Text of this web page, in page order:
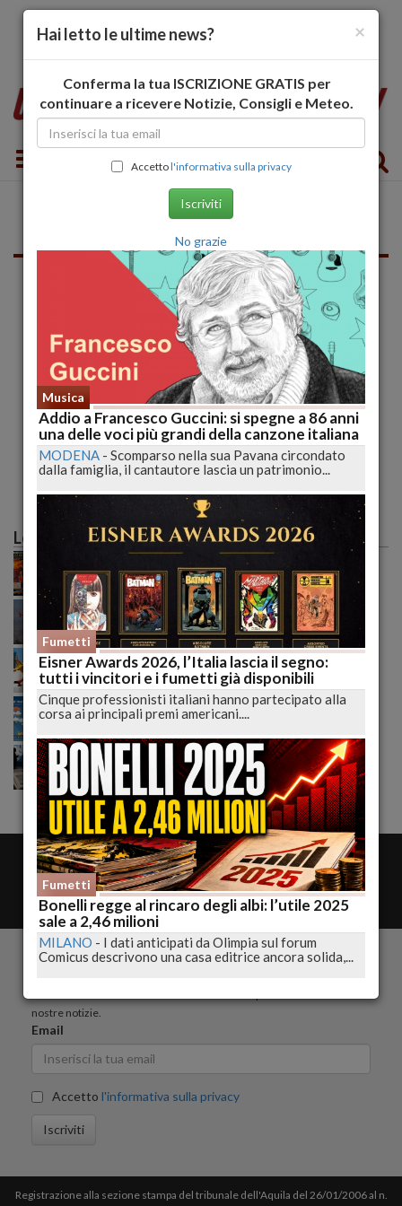
Toggle navigation
RIV4LI LA NUOVA SERIE CON SAMUELE CARRINO
PISA-Netflix annuncia RIV4LI, la nuova serie TV per ragazzi
creata da Simona Ercolani e in uscita...
pubblicato il 17/04/2025 10:33
Le più lette
Caldo record sull'Italia: il peggio deve ancora
arrivare, poi una possibile svolta meteo
Incendio tra Lucoli e Roio, massima allerta: continua
il monitoraggio senza sosta delle autorità
Incendi senza tregua nell’Aquilano: il fuoco
raggiunge Roio e cresce la preoccupazione generale
Meteo ribaltato nel weekend: nubifragi e grandine,
ecco dove colpirà l’Italia domenica
Trump alza la pressione sull’Iran: basi Usa nel mirino,
diplomazia ormai congelata
amministrazione
Contatta la redazione
Rss
ISCRIVITI ALLA NEWSLETTER
nostre notizie.
Email
Accetto l'informativa sulla privacy
Iscriviti
Registrazione alla sezione stampa del tribunale dell'Aquila del 26/01/2006 al n.
×
Hai letto le ultime news?
Conferma la tua ISCRIZIONE GRATIS per
continuare a ricevere Notizie, Consigli e Meteo.
Accettol'informativa sulla privacy
Iscriviti
No grazie
Musica
Addio a Francesco Guccini: si spegne a 86 anni
una delle voci più grandi della canzone italiana
MODENA - Scomparso nella sua Pavana circondato
dalla famiglia, il cantautore lascia un patrimonio...
Fumetti
Eisner Awards 2026, l’Italia lascia il segno:
tutti i vincitori e i fumetti già disponibili
Cinque professionisti italiani hanno partecipato alla
corsa ai principali premi americani....
Fumetti
Bonelli regge al rincaro degli albi: l’utile 2025
sale a 2,46 milioni
MILANO - I dati anticipati da Olimpia sul forum
Comicus descrivono una casa editrice ancora solida,...